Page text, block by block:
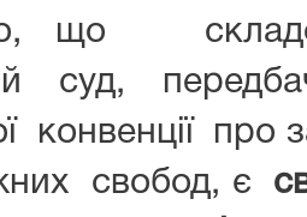
що
суд,
конвенції
свобод, є